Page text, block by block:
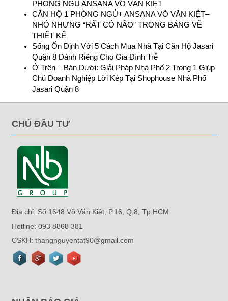
PHÒNG NGỦ ANSANA VÕ VĂN KIỆT
CĂN HỘ 1 PHÒNG NGỦ+ ANSANA VÕ VĂN KIỆT–
NHỎ NHƯNG “RẤT CÓ NÃO” TRONG BẢNG VẼ
THIẾT KẾ
Sống Ổn Định Với 5 Cách Mua Nhà Tại Căn Hộ Jasari
Quận 8 Dành Riêng Cho Gia Đình Trẻ
Ở Trên – Bán Dưới: Giải Pháp Nhà Phố 2 Trong 1 Giúp
Chủ Doanh Nghiệp Lời Kép Tại Shophouse Nhà Phố
Jasari Quận 8
CHỦ ĐẦU TƯ
Địa chỉ: Số 1648 Võ Văn Kiệt, P.16, Q.8, Tp.HCM
Hotline: 093 8868 381
CSKH: thangnguyentat90@gmail.com